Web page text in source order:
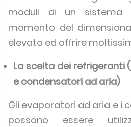
moduli di un sistema
momento del
elevato ed offrire
La scelta dei refrigeranti
e condensatori ad aria)
Gli evaporatori ad aria e i
possono essere